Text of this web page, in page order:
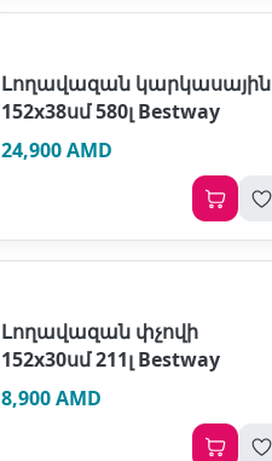
Լողավազան կարկասային
152х38սմ 580լ Bestway
24,900 AMD
Լողավազան փչովի
152х30սմ 211լ Bestway
8,900 AMD